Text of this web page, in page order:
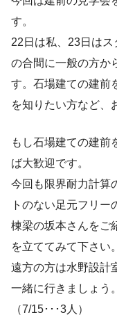
す。
22日は私、23日は
の合間に一般の方か
す。石場建ての建前
を知りたい方など、
もし石場建ての建前
ば大歓迎です。
今回も限界耐力計算
トのない足元フリー
棟梁の坂本さんをご
を立ててみて下さい。
遠方の方は水野設計
一緒に行きましょう。
（7/15･･･3人）